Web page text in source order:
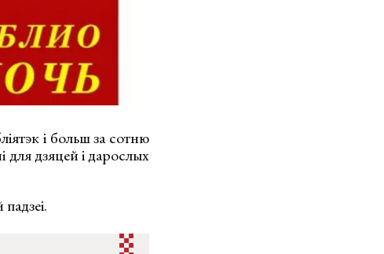
і больш за сотню
для дзяцей і дарослых